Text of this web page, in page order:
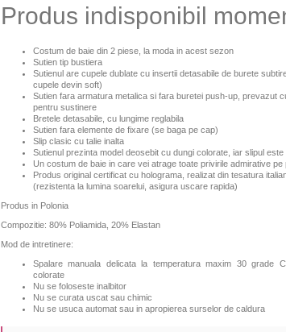
Produs indisponibil
Costum de baie din 2 piese, la moda in acest sezon
Sutien tip bustiera
Sutienul are cupele dublate cu insertii detasabile de burete
cupele devin soft)
Sutien fara armatura metalica si fara buretei push-up, prevazut
pentru sustinere
Bretele detasabile, cu lungime reglabila
Sutien fara elemente de fixare (se baga pe cap)
Slip clasic cu talie inalta
Sutienul prezinta model deosebit cu dungi colorate, iar slipul este
Un costum de baie in care vei atrage toate privirile admirative pe
Produs original certificat cu holograma, realizat din tesatura
(rezistenta la lumina soarelui, asigura uscare rapida)
Produs in Polonia
Compozitie: 80% Poliamida, 20% Elastan
Mod de intretinere:
Spalare manuala delicata la temperatura maxim 30 grade
colorate
Nu se foloseste inalbitor
Nu se curata uscat sau chimic
Nu se usuca automat sau in apropierea surselor de caldura